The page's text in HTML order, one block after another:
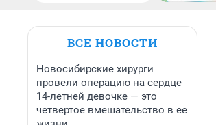
ВСЕ НОВОСТИ
Новосибирские хирурги
провели операцию на сердце
14-летней девочке — это
четвертое вмешательство в ее